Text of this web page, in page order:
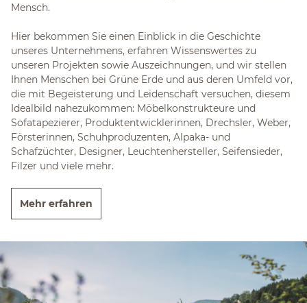
Mensch.
Hier bekommen Sie einen Einblick in die Geschichte
unseres Unternehmens, erfahren Wissenswertes zu
unseren Projekten sowie Auszeichnungen, und wir stellen
Ihnen Menschen bei Grüne Erde und aus deren Umfeld vor,
die mit Begeisterung und Leidenschaft versuchen, diesem
Idealbild nahezukommen: Möbelkonstrukteure und
Sofatapezierer, Produktentwicklerinnen, Drechsler, Weber,
Försterinnen, Schuhproduzenten, Alpaka- und
Schafzüchter, Designer, Leuchtenhersteller, Seifensieder,
Filzer und viele mehr.
Mehr erfahren